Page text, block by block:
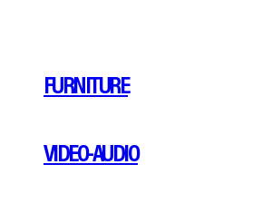
FURNITURE
VIDEO-AUDIO